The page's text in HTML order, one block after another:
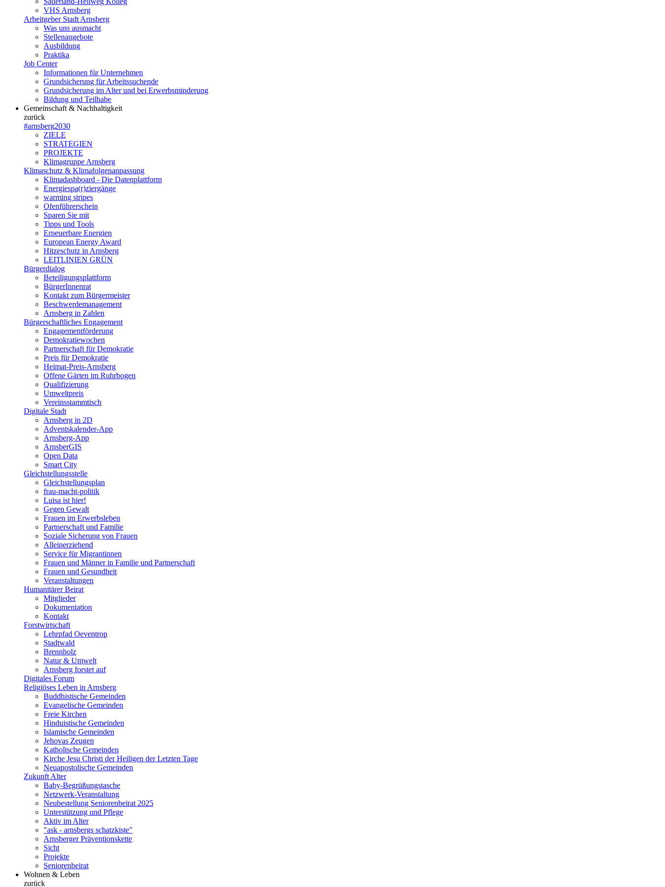
VHS Arnsberg
Arbeitgeber Stadt Arnsberg
Was uns ausmacht
Stellenangebote
Ausbildung
Praktika
Job Center
Informationen für Unternehmen
Grundsicherung für Arbeitssuchende
Grundsicherung im Alter und bei Erwerbsminderung
Bildung und Teilhabe
Gemeinschaft & Nachhaltigkeit
zurück
#arnsberg2030
ZIELE
STRATEGIEN
PROJEKTE
Klimagruppe Arnsberg
Klimaschutz & Klimafolgenanpassung
Klimadashboard - Die Datenplattform
Energiespa(r)ziergänge
warming stripes
Ofenführerschein
Sparen Sie mit
Tipps und Tools
Erneuerbare Energien
European Energy Award
Hitzeschutz in Arnsberg
LEITLINIEN GRÜN
Bürgerdialog
Beteiligungsplattform
BürgerInnenrat
Kontakt zum Bürgermeister
Beschwerdemanagement
Arnsberg in Zahlen
Bürgerschaftliches Engagement
Engagementförderung
Demokratiewochen
Partnerschaft für Demokratie
Preis für Demokratie
Heimat-Preis-Arnsberg
Offene Gärten im Ruhrbogen
Qualifizierung
Umweltpreis
Vereinsstammtisch
Digitale Stadt
Arnsberg in 2D
Adventskalender-App
Arnsberg-App
ArnsberGIS
Open Data
Smart City
Gleichstellungsstelle
Gleichstellungsplan
frau-macht-politik
Luisa ist hier!
Gegen Gewalt
Frauen im Erwerbsleben
Partnerschaft und Familie
Soziale Sicherung von Frauen
Alleinerziehend
Service für Migrantinnen
Frauen und Männer in Familie und Partnerschaft
Frauen und Gesundheit
Veranstaltungen
Humanitärer Beirat
Mitglieder
Dokumentation
Kontakt
Forstwirtschaft
Lehrpfad Oeventrop
Stadtwald
Brennholz
Natur & Umwelt
Arnsberg forstet auf
Digitales Forum
Religiöses Leben in Arnsberg
Buddhistische Gemeinden
Evangelische Gemeinden
Freie Kirchen
Hinduistische Gemeinden
Islamische Gemeinden
Jehovas Zeugen
Katholische Gemeinden
Kirche Jesu Christi der Heiligen der Letzten Tage
Neuapostolische Gemeinden
Zukunft Alter
Baby-Begrüßungstasche
Netzwerk-Veranstaltung
Neubestellung Seniorenbeirat 2025
Unterstützung und Pflege
Aktiv im Alter
"ask - arnsbergs schatzkiste"
Arnsberger Präventionskette
Sicht
Projekte
Seniorenbeirat
Wohnen & Leben
zurück